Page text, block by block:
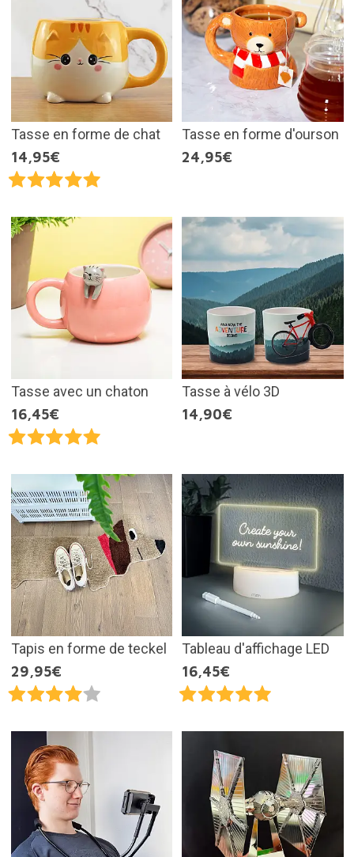
Tasse en forme de chat
14,95€
Tasse en forme d'ourson
24,95€
Tasse avec un chaton
16,45€
Tasse à vélo 3D
14,90€
Tapis en forme de teckel
29,95€
Tableau d'affichage LED
16,45€